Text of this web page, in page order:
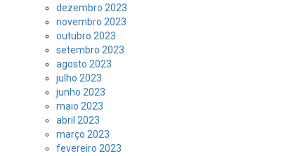
dezembro 2023
novembro 2023
outubro 2023
setembro 2023
agosto 2023
julho 2023
junho 2023
maio 2023
abril 2023
março 2023
fevereiro 2023